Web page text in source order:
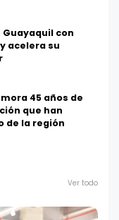
con
acelera su
45 años de
que han
de la región
Ver todo